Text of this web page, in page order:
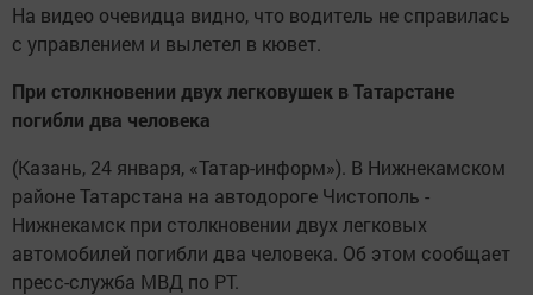
На видео очевидца видно, что водитель не справилась
с управлением и вылетел в кювет.
При столкновении двух легковушек в Татарстане
погибли два человека
(Казань, 24 января, «Татар-информ»). В Нижнекамском
районе Татарстана на автодороге Чистополь -
Нижнекамск при столкновении двух легковых
автомобилей погибли два человека. Об этом сообщает
пресс-служба МВД по РТ.